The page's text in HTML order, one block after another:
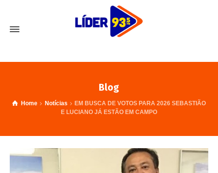
Blog
Home Notícias
EM BUSCA DE VOTOS PARA 2026 SEBASTIÃO
E LUCIANO JÁ ESTÃO EM CAMPO